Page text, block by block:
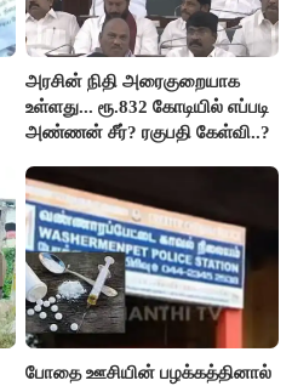
அரசின் நிதி அரைகுறையாக
உள்ளது... ரூ.832 கோடியில் எப்படி
அண்ணன் சீர்? ரகுபதி கேள்வி..?
போதை ஊசியின் பழக்கத்தினால்